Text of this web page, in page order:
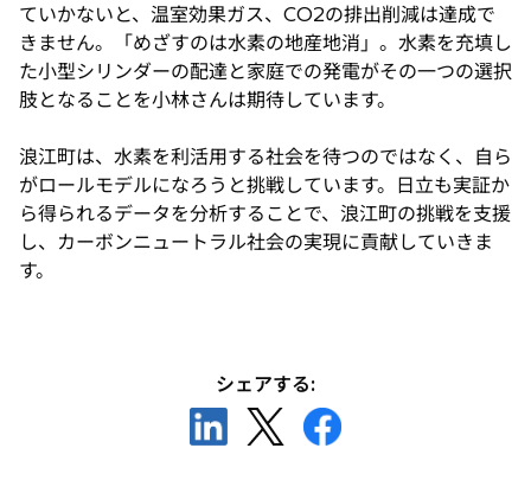
ていかないと、温室効果ガス、CO2の排出削減は達成で
きません。「めざすのは水素の地産地消」。水素を充填し
た小型シリンダーの配達と家庭での発電がその一つの選択
肢となることを小林さんは期待しています。
浪江町は、水素を利活用する社会を待つのではなく、自ら
がロールモデルになろうと挑戦しています。日立も実証か
ら得られるデータを分析することで、浪江町の挑戦を支援
し、カーボンニュートラル社会の実現に貢献していきま
す。
シェアする:
し
し
新